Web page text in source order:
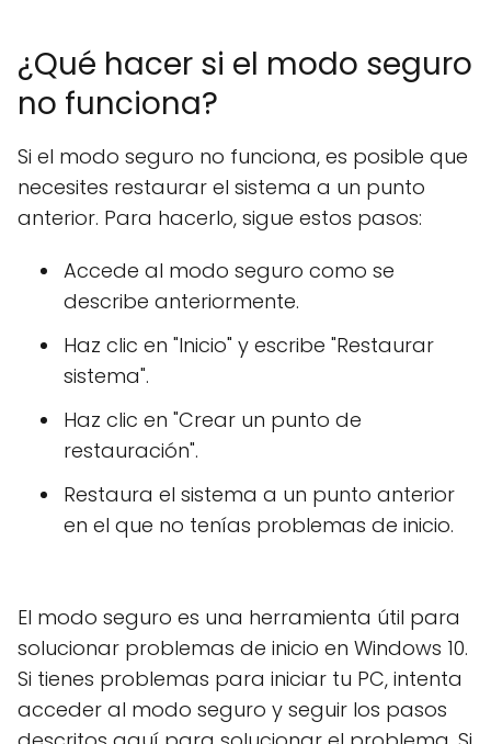
¿Qué hacer si el modo seguro
no funciona?
Si el modo seguro no funciona, es posible que
necesites restaurar el sistema a un punto
anterior. Para hacerlo, sigue estos pasos:
Accede al modo seguro como se
describe anteriormente.
Haz clic en "Inicio" y escribe "Restaurar
sistema".
Haz clic en "Crear un punto de
restauración".
Restaura el sistema a un punto anterior
en el que no tenías problemas de inicio.
El modo seguro es una herramienta útil para
solucionar problemas de inicio en Windows 10.
Si tienes problemas para iniciar tu PC, intenta
acceder al modo seguro y seguir los pasos